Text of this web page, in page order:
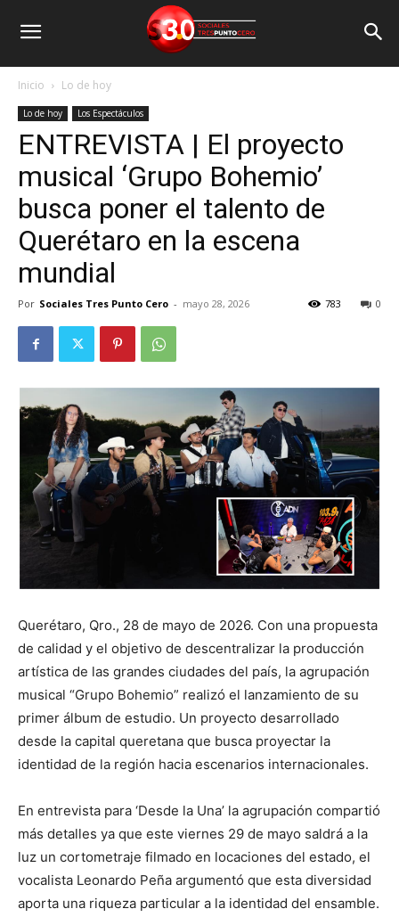
Inicio Lo de hoy
Lo de hoy Los Espectáculos
ENTREVISTA | El proyecto
musical ‘Grupo Bohemio’
busca poner el talento de
Querétaro en la escena
mundial
Por Sociales Tres Punto Cero - mayo 28, 2026 0
783
Querétaro, Qro., 28 de mayo de 2026. Con una propuesta
de calidad y el objetivo de descentralizar la producción
artística de las grandes ciudades del país, la agrupación
musical “Grupo Bohemio” realizó el lanzamiento de su
primer álbum de estudio. Un proyecto desarrollado
desde la capital queretana que busca proyectar la
identidad de la región hacia escenarios internacionales.
En entrevista para ‘Desde la Una’ la agrupación compartió
más detalles ya que este viernes 29 de mayo saldrá a la
luz un cortometraje filmado en locaciones del estado, el
vocalista Leonardo Peña argumentó que esta diversidad
aporta una riqueza particular a la identidad del ensamble.